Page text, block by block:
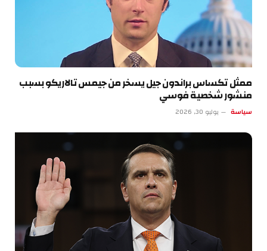
ممثل تكساس براندون جيل يسخر من جيمس تالاريكو بسبب
منشور شخصية فوسي
سياسة يوليو 30, 2026